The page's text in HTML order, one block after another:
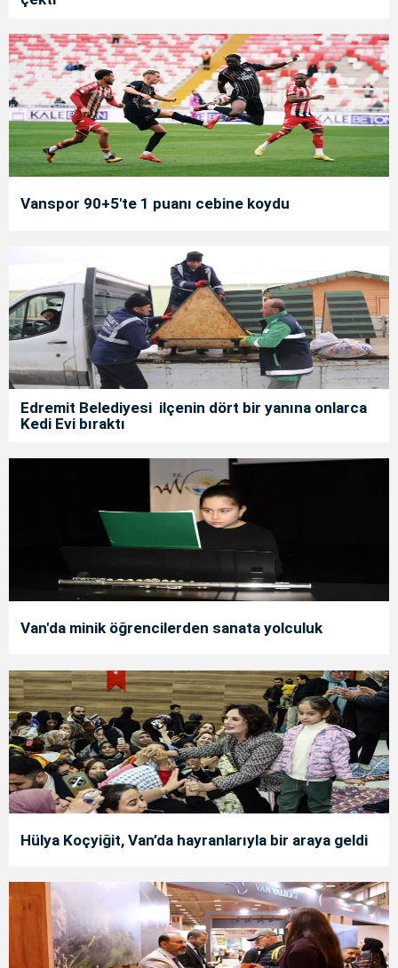
Vanspor 90+5'te 1 puanı cebine koydu
Edremit Belediyesi ilçenin dört bir yanına onlarca
Kedi Evi bıraktı
Van'da minik öğrencilerden sanata yolculuk
Hülya Koçyiğit, Van’da hayranlarıyla bir araya geldi